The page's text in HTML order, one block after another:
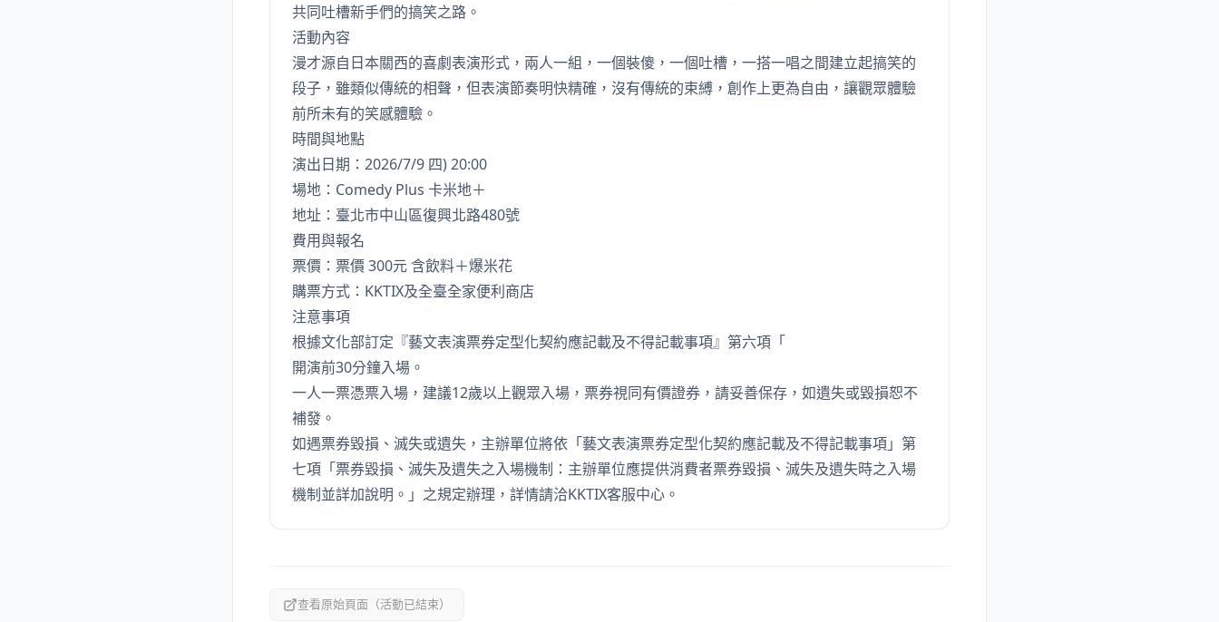
共同吐槽新手們的搞笑之路。
活動內容
漫才源自日本關西的喜劇表演形式，兩人一組，一個裝傻，一個吐槽，一搭一唱之間建立起搞笑的
段子，雖類似傳統的相聲，但表演節奏明快精確，沒有傳統的束縛，創作上更為自由，讓觀眾體驗
前所未有的笑感體驗。
時間與地點
演出日期：2026/7/9 四) 20:00
場地：Comedy Plus 卡米地＋
地址：臺北市中山區復興北路480號
費用與報名
票價：票價 300元 含飲料＋爆米花
購票方式：KKTIX及全臺全家便利商店
注意事項
根據文化部訂定『藝文表演票券定型化契約應記載及不得記載事項』第六項「
開演前30分鐘入場。
一人一票憑票入場，建議12歲以上觀眾入場，票券視同有價證券，請妥善保存，如遺失或毀損恕不
補發。
如遇票券毀損、滅失或遺失，主辦單位將依「藝文表演票券定型化契約應記載及不得記載事項」第
七項「票券毀損、滅失及遺失之入場機制：主辦單位應提供消費者票券毀損、滅失及遺失時之入場
機制並詳加說明。」之規定辦理，詳情請洽KKTIX客服中心。
查看原始頁面（活動已結束）